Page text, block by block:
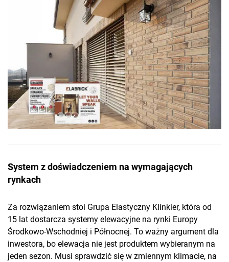
System z doświadczeniem na wymagających
rynkach
Za rozwiązaniem stoi Grupa Elastyczny Klinkier, która od
15 lat dostarcza systemy elewacyjne na rynki Europy
Środkowo-Wschodniej i Północnej. To ważny argument dla
inwestora, bo elewacja nie jest produktem wybieranym na
jeden sezon. Musi sprawdzić się w zmiennym klimacie, na